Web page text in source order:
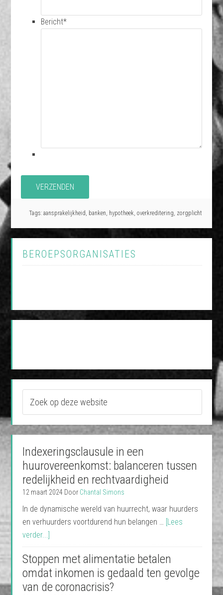
Bericht*
Tags: aansprakelijkheid, banken, hypotheek, overkreditering, zorgplicht
BEROEPSORGANISATIES
Indexeringsclausule in een
huurovereenkomst: balanceren tussen
redelijkheid en rechtvaardigheid
12 maart 2024 Door Chantal Simons
In de dynamische wereld van huurrecht, waar huurders
en verhuurders voortdurend hun belangen … [Lees
verder...]
Stoppen met alimentatie betalen
omdat inkomen is gedaald ten gevolge
van de coronacrisis?